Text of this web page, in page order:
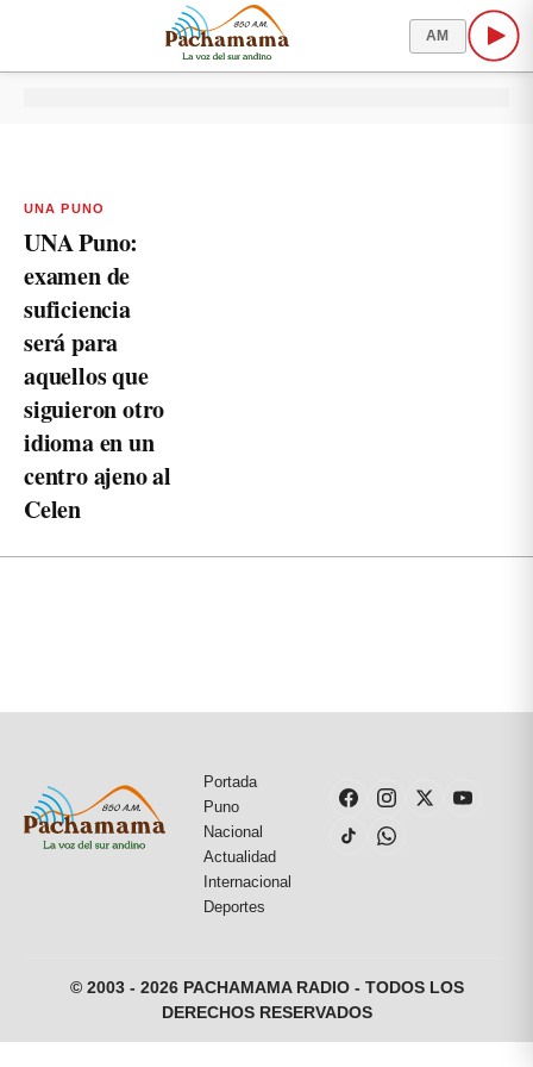
AM
UNA PUNO
UNA Puno:
examen de
suficiencia
será para
aquellos que
siguieron otro
idioma en un
centro ajeno al
Celen
Portada
Puno
Nacional
Actualidad
Internacional
Deportes
© 2003 - 2026 PACHAMAMA RADIO - TODOS LOS
DERECHOS RESERVADOS